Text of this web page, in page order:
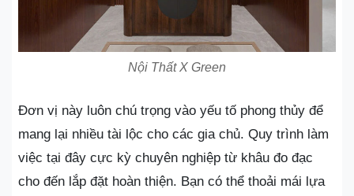
Nội Thất X Green
Đơn vị này luôn chú trọng vào yếu tố phong thủy để
mang lại nhiều tài lộc cho các gia chủ. Quy trình làm
việc tại đây cực kỳ chuyên nghiệp từ khâu đo đạc
cho đến lắp đặt hoàn thiện. Bạn có thể thoải mái lựa